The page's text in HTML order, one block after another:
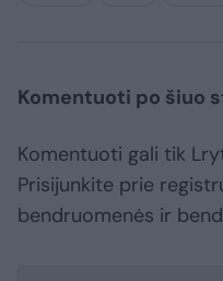
Komentuoti po šiuo
Komentuoti gali tik
Prisijunkite prie
bendruomenės ir